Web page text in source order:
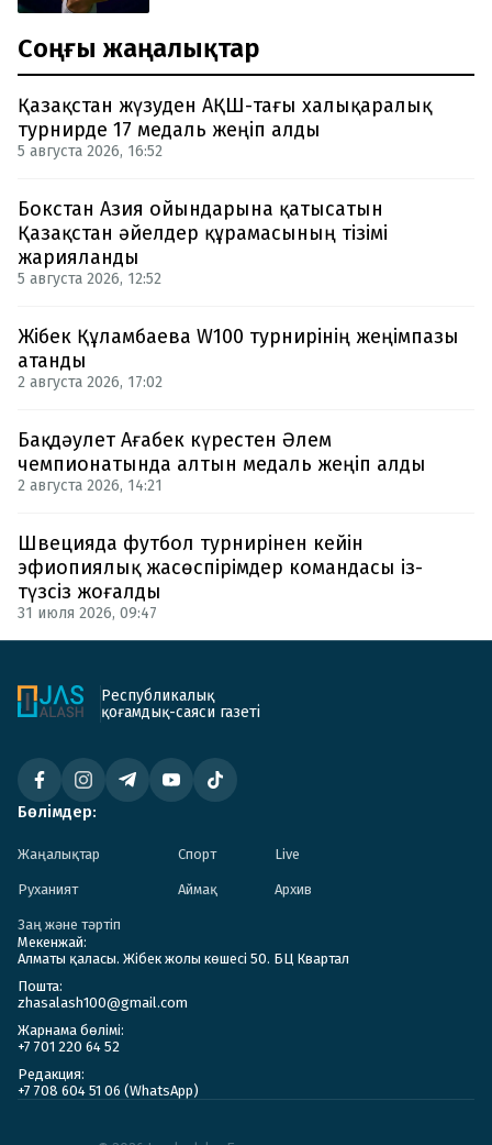
Соңғы жаңалықтар
Қазақстан жүзуден АҚШ-тағы халықаралық
турнирде 17 медаль жеңіп алды
5 августа 2026, 16:52
Бокстан Азия ойындарына қатысатын
Қазақстан әйелдер құрамасының тізімі
жарияланды
5 августа 2026, 12:52
Жібек Құламбаева W100 турнирінің жеңімпазы
атанды
2 августа 2026, 17:02
Бақдәулет Ағабек күрестен Әлем
чемпионатында алтын медаль жеңіп алды
2 августа 2026, 14:21
Швецияда футбол турнирінен кейін
эфиопиялық жасөспірімдер командасы із-
түзсіз жоғалды
31 июля 2026, 09:47
Республикалық
қоғамдық-саяси газеті
Бөлімдер:
Жаңалықтар Спорт Live
Руханият Аймақ Архив
Заң және тәртіп
Мекенжай:
Алматы қаласы. Жібек жолы көшесі 50. БЦ Квартал
Пошта:
zhasalash100@gmail.com
Жарнама бөлімі:
+7 701 220 64 52
Редакция:
+7 708 604 51 06 (WhatsApp)